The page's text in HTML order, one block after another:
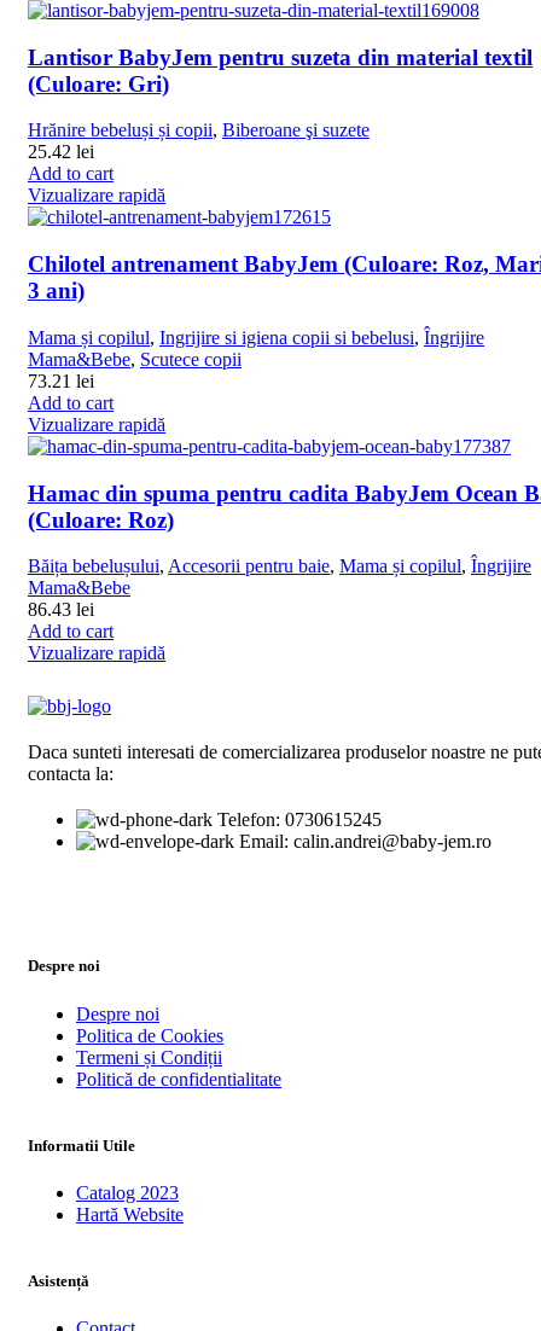
Lantisor BabyJem pentru suzeta din material textil
(Culoare: Gri)
Hrănire bebeluși și copii, Biberoane şi suzete
25.42 lei
Add to cart
Vizualizare rapidă
Chilotel antrenament BabyJem (Culoare: Roz,
3 ani)
Mama și copilul, Ingrijire si igiena copii si bebelusi, Îngrijire
Mama&Bebe, Scutece copii
73.21 lei
Add to cart
Vizualizare rapidă
Hamac din spuma pentru cadita BabyJem Ocean
(Culoare: Roz)
Băița bebelușului, Accesorii pentru baie, Mama și copilul, Îngrijire
Mama&Bebe
86.43 lei
Add to cart
Vizualizare rapidă
Daca sunteti interesati de comercializarea produselor noastre ne
contacta la:
Telefon: 0730615245
Email: calin.andrei@baby-jem.ro
Despre noi
Despre noi
Politica de Cookies
Termeni și Condiții
Politică de confidentialitate
Informatii Utile
Catalog 2023
Hartă Website
Asistență